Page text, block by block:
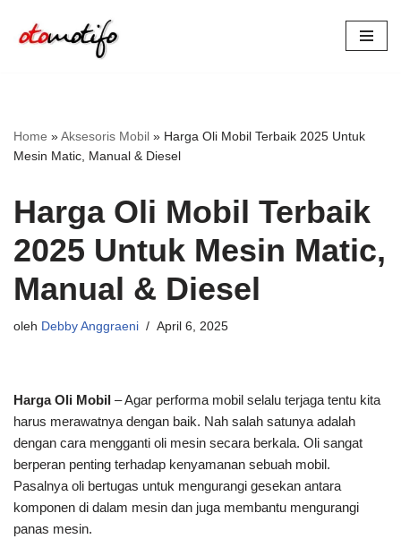
Lompat
Home »Aksesoris Mobil » Harga Oli Mobil Terbaik 2025 Untuk
Mesin Matic, Manual & Diesel
Harga Oli Mobil Terbaik
2025 Untuk Mesin Matic,
Manual & Diesel
oleh Debby Anggraeni April 6, 2025
Harga Oli Mobil – Agar performa mobil selalu terjaga tentu kita
harus merawatnya dengan baik. Nah salah satunya adalah
dengan cara mengganti oli mesin secara berkala. Oli sangat
berperan penting terhadap kenyamanan sebuah mobil.
Pasalnya oli bertugas untuk mengurangi gesekan antara
komponen di dalam mesin dan juga membantu mengurangi
panas mesin.